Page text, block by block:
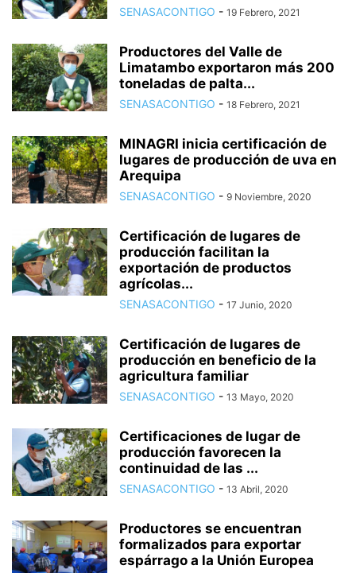
SENASACONTIGO - 19 Febrero, 2021
Productores del Valle de
Limatambo exportaron más 200
toneladas de palta...
SENASACONTIGO - 18 Febrero, 2021
MINAGRI inicia certificación de
lugares de producción de uva en
Arequipa
SENASACONTIGO - 9 Noviembre, 2020
Certificación de lugares de
producción facilitan la
exportación de productos
agrícolas...
SENASACONTIGO - 17 Junio, 2020
Certificación de lugares de
producción en beneficio de la
agricultura familiar
SENASACONTIGO - 13 Mayo, 2020
Certificaciones de lugar de
producción favorecen la
continuidad de las ...
SENASACONTIGO - 13 Abril, 2020
Productores se encuentran
formalizados para exportar
espárrago a la Unión Europea